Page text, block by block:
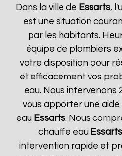
Dans la ville de Essarts,
est une situation
par les habitants.
équipe de plombiers
votre disposition pour
et efficacement vos
eau. Nous intervenons
vous apporter une
eau Essarts. Nous
chauffe eau Essarts
intervention rapide et